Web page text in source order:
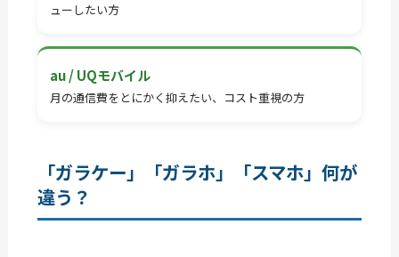
ューしたい方
au / UQモバイル
月の通信費をとにかく抑えたい、コスト重視の方
「ガラケー」「ガラホ」「スマホ」何が
違う？